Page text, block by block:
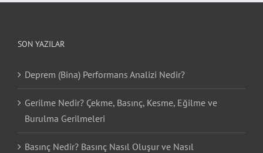
SON YAZILAR
Deprem (Bina) Performans Analizi Nedir?
Gerilme Nedir? Çekme, Basınç, Kesme, Eğilme ve
Burulma Gerilmeleri
Basınç Nedir? Basınç Nasıl Oluşur ve Nasıl